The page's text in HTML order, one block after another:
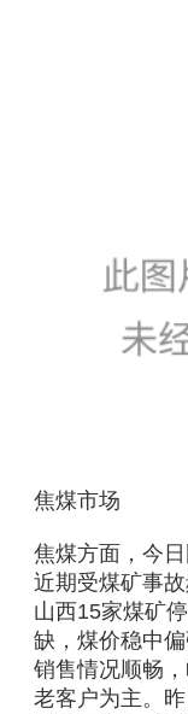
焦煤市场
焦煤方面，今
近期受煤矿事
山西15家煤矿
缺，煤价稳中
销售情况顺畅
老客户为主。